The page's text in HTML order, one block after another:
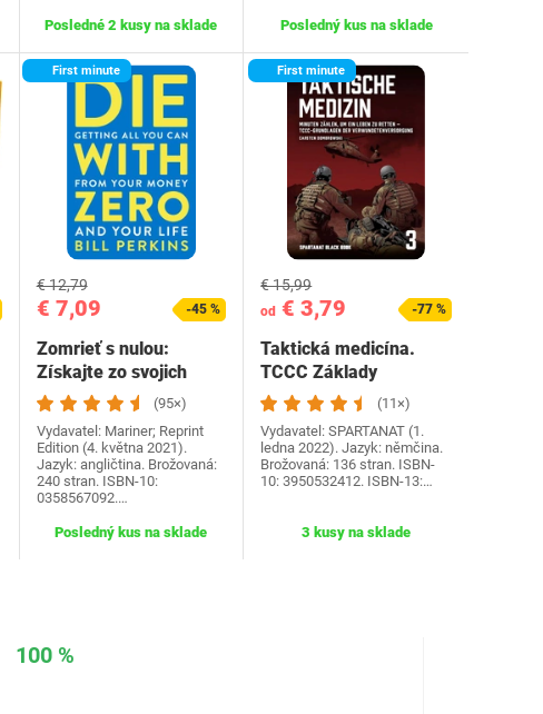
Posledné 2 kusy na sklade Posledný kus na sklade
First minute
€ 7,09
€ 12,79
-45 %
Zomrieť s nulou:
Získajte zo svojich
peňazí a života…(95×)
Vydavatel: Mariner; Reprint
Edition (4. května 2021).
Jazyk: angličtina. Brožovaná:
240 stran. ISBN-10:
0358567092.…
Posledný kus na sklade
First minute
od € 3,79
€ 15,99
-77 %
Taktická medicína.
TCCC Základy
starostlivosti o
zranených…
(11×)
Vydavatel: SPARTANAT (1.
ledna 2022). Jazyk: němčina.
Brožovaná: 136 stran. ISBN-
10: 3950532412. ISBN-13:…
3 kusy na sklade
100 %